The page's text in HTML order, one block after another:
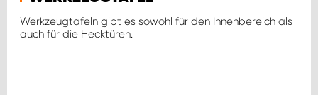
Werkzeugtafeln gibt es sowohl für den Innenbereich als
auch für die Hecktüren.